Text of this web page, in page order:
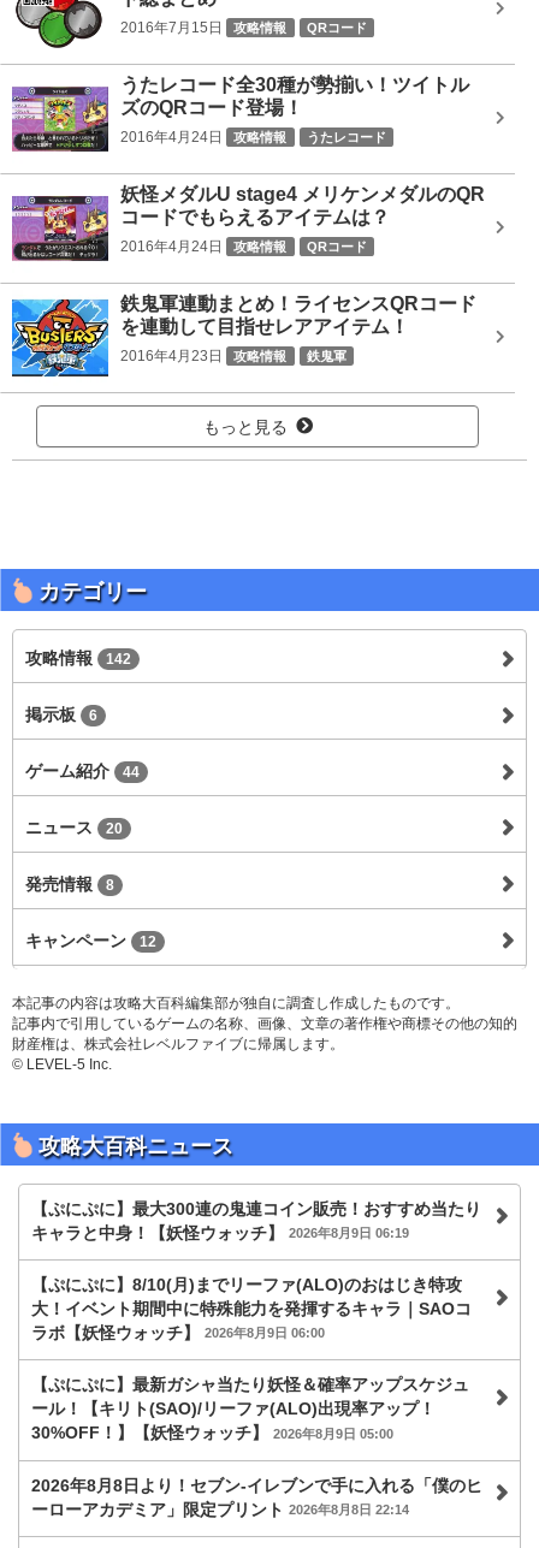
2016年7月15日 攻略情報 QRコード
うたレコード全30種が勢揃い！ツイトル
ズのQRコード登場！
2016年4月24日 攻略情報 うたレコード
妖怪メダルU stage4 メリケンメダルのQR
コードでもらえるアイテムは？
2016年4月24日 攻略情報 QRコード
鉄鬼軍連動まとめ！ライセンスQRコード
を連動して目指せレアアイテム！
2016年4月23日 攻略情報 鉄鬼軍
もっと見る
カテゴリー
攻略情報 142
掲示板 6
ゲーム紹介 44
ニュース 20
発売情報 8
キャンペーン 12
本記事の内容は攻略大百科編集部が独自に調査し作成したものです。
記事内で引用しているゲームの名称、画像、文章の著作権や商標その他の知的
財産権は、株式会社レベルファイブに帰属します。
© LEVEL-5 Inc.
攻略大百科ニュース
【ぷにぷに】最大300連の鬼連コイン販売！おすすめ当たり
キャラと中身！【妖怪ウォッチ】
2026年8月9日 06:19
【ぷにぷに】8/10(月)までリーファ(ALO)のおはじき特攻
大！イベント期間中に特殊能力を発揮するキャラ｜SAOコ
ラボ【妖怪ウォッチ】
2026年8月9日 06:00
【ぷにぷに】最新ガシャ当たり妖怪＆確率アップスケジュ
ール！【キリト(SAO)/リーファ(ALO)出現率アップ！
30%OFF！】【妖怪ウォッチ】
2026年8月9日 05:00
2026年8月8日より！セブン‐イレブンで手に入れる「僕のヒ
ーローアカデミア」限定プリント 2026年8月8日 22:14